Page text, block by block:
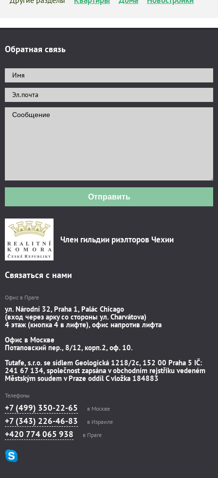
Обратная связь
Отправить
Член гильдии риэлторов Чехии
Связаться с нами
Офис в Праге
ул. Národní 32, Praha 1, Palác Chicago
(вход через арку со стороны ул. Charvátova)
4 этаж (кнопка 4 в лифте), офис напротив лифта
Офис в Москве
Потаповский пер., 8/12, корп.2, оф. 10.
Tutafe, s.r.o. se sídlem Geologická 1218/2c, 152 00 Praha 5 IČ:
241 67 134, společnost zapsána v obchodním rejstříku vedeném
Městským soudem v Praze oddíl C vložka 184883
Телефоны
+7 (499) 350-22-65 в Москве
+7 (343) 226-46-83 в Израиле
+420 774 065 938 в Праге